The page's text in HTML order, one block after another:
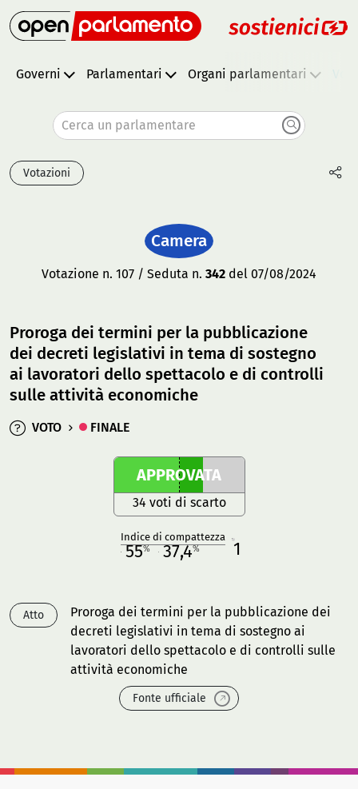
Governi Parlamentari Organi parlamentari
Cerca un parlamentare
Votazioni
Camera
Votazione n. 107 / Seduta n. 342 del 07/08/2024
Proroga dei termini per la pubblicazione
dei decreti legislativi in tema di sostegno
ai lavoratori dello spettacolo e di controlli
sulle attività economiche
VOTO FINALE
APPROVATA
34 voti di scarto
Indice di compattezza
55% 37,4% 1
Atto
Proroga dei termini per la pubblicazione dei
decreti legislativi in tema di sostegno ai
lavoratori dello spettacolo e di controlli sulle
attività economiche
Fonte ufficiale